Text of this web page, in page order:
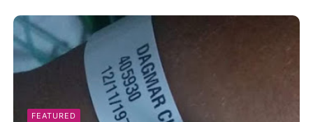
FEATURED